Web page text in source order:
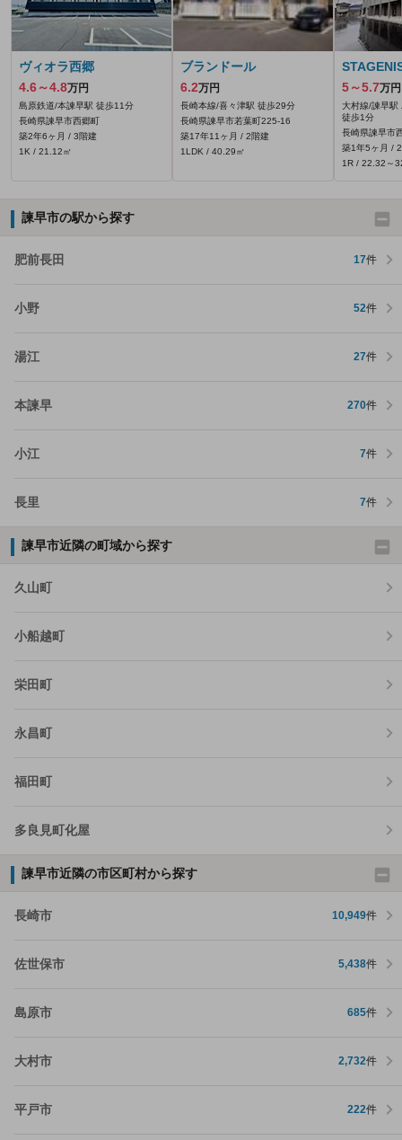
ヴィオラ西郷
4.6～4.8万円
島原鉄道/本諫早駅 徒歩11分
長崎県諫早市西郷町
築2年6ヶ月 / 3階建
1K / 21.12㎡
ブランドール
6.2万円
長崎本線/喜々津駅 徒歩29分
長崎県諫早市若葉町225‐16
築17年11ヶ月 / 2階建
1LDK / 40.29㎡
5～5.7万円
大村線/諫早駅
徒歩1分
長崎県諫早市
築1年5ヶ月 /
1R / 22.32～
諫早市の駅から探す
肥前長田 17件
小野 52件
湯江 27件
本諫早 270件
小江 7件
長里 7件
諫早市近隣の町域から探す
久山町
小船越町
栄田町
永昌町
福田町
多良見町化屋
諫早市近隣の市区町村から探す
長崎市 10,949件
佐世保市 5,438件
島原市 685件
大村市 2,732件
平戸市 222件